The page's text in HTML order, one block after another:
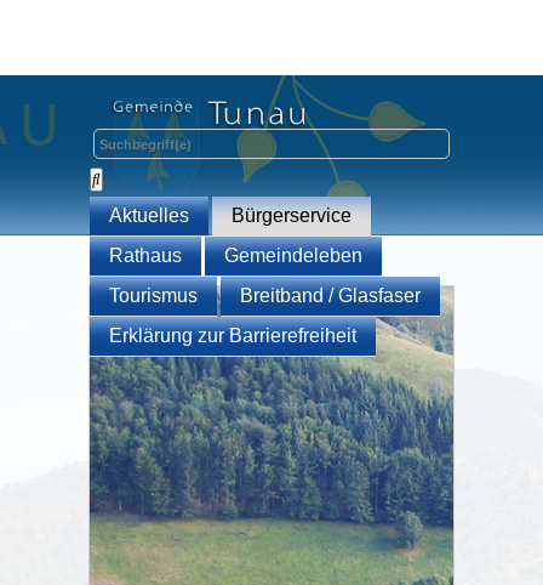
Aktuelles
Bürgerservice
Rathaus
Gemeindeleben
Tourismus
Breitband / Glasfaser
Erklärung zur Barrierefreiheit